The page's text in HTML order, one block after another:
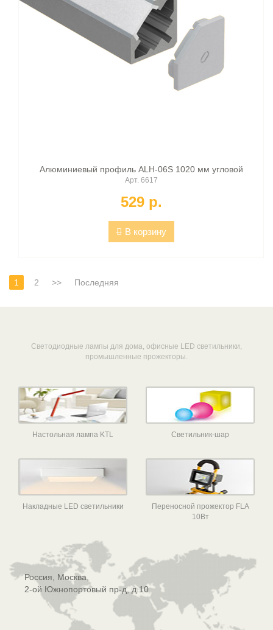
Алюминиевый профиль ALH-06S 1020 мм угловой
Арт. 6617
529 p.
В корзину
1 2 >> Последняя
Светодиодные лампы для дома, офисные LED светильники,
промышленные прожекторы.
Настольная лампа KTL Светильник-шар
Накладные LED светильники
Переносной прожектор FLA
10Вт
Россия, Москва,
2-ой Южнопортовый пр-д, д.10